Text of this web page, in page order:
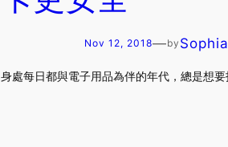
Nov 12, 2018—by
身處每日都與電子用品為伴的年代，總是想要